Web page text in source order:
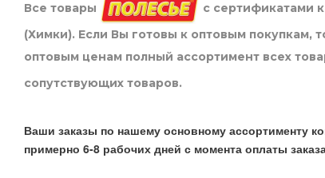
Все товары
с сертификатами
(Химки). Если Вы готовы к оптовым покупкам,
оптовым ценам полный ассортимент всех
сопутствующих товаров.
Ваши заказы по нашему основному ассортименту
примерно 6-8 рабочих дней с момента оплаты